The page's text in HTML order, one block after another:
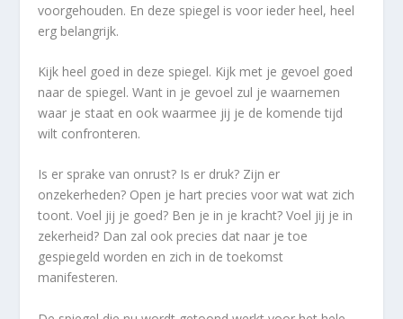
voorgehouden. En deze spiegel is voor ieder heel, heel
erg belangrijk.
Kijk heel goed in deze spiegel. Kijk met je gevoel goed
naar de spiegel.Want in je gevoel zul je waarnemen
waar je staat en ook waarmee jij je de komende tijd
wilt confronteren.
Is er sprake van onrust? Is er druk? Zijn er
onzekerheden? Open je hart precies voor wat wat zich
toont. Voel jij je goed? Ben je in je kracht? Voel jij je in
zekerheid? Dan zal ook precies dat naar je toe
gespiegeld worden en zich in de toekomst
manifesteren.